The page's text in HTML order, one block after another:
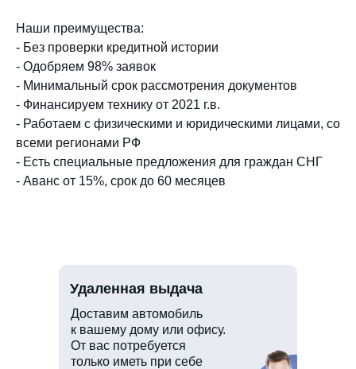
Наши преимущества:
- Без проверки кредитной истории
- Одобряем 98% заявок
- Минимальный срок рассмотрения документов
- Финансируем технику от 2021 г.в.
- Работаем с физическими и юридическими лицами, со
всеми регионами РФ
- Есть специальные предложения для граждан СНГ
- Аванс от 15%, срок до 60 месяцев
Доставим автомобиль
к вашему дому или офису.
От вас потребуется
только иметь при себе
Удаленная выдача